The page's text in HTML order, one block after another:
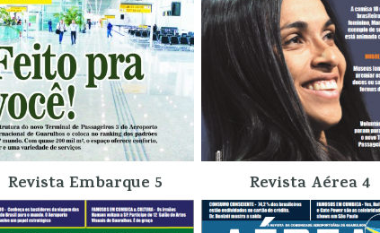
Revista Embarque 5 Revista Aérea 4